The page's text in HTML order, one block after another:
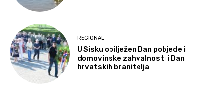
REGIONAL
U Sisku obilježen Dan pobjede i
domovinske zahvalnosti i Dan
hrvatskih branitelja